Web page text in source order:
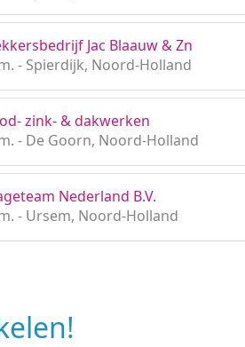
Jac Blaauw & Zn
- Spierdijk, Noord-Holland
zink- & dakwerken
- De Goorn, Noord-Holland
Nederland B.V.
- Ursem, Noord-Holland